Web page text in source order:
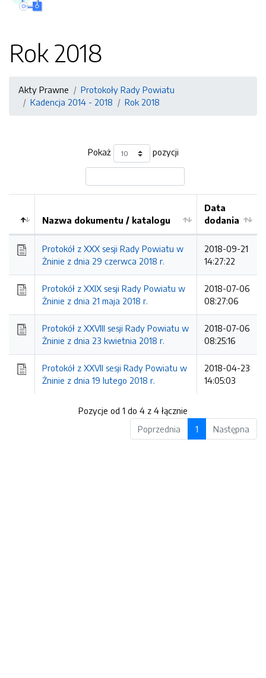
Rok 2018
Akty Prawne
Protokoły Rady Powiatu
Kadencja 2014 - 2018
Rok 2018
Pokaż pozycji
Kolejność
Nazwa dokumentu / katalogu
Data
dodania
Protokół z XXX sesji Rady Powiatu w
Żninie z dnia 29 czerwca 2018 r.
2018-09-21
14:27:22
Protokół z XXIX sesji Rady Powiatu w
Żninie z dnia 21 maja 2018 r.
2018-07-06
08:27:06
Protokół z XXVIII sesji Rady Powiatu w
Żninie z dnia 23 kwietnia 2018 r.
2018-07-06
08:25:16
Protokół z XXVII sesji Rady Powiatu w
Żninie z dnia 19 lutego 2018 r.
2018-04-23
14:05:03
Pozycje od 1 do 4 z 4 łącznie
Poprzednia
1 Następna